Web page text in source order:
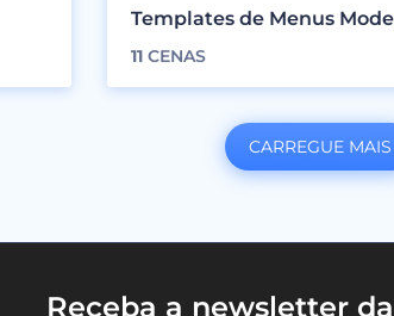
Templates de Menus
11 CENAS
CARREGUE MAIS
Receba a newsletter